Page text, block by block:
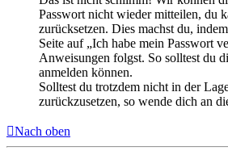
Passwort nicht wieder mitteilen, du
zurücksetzen. Dies machst du,
Seite auf „Ich habe mein Passwort
Anweisungen folgst. So solltest du
anmelden können.
Solltest du trotzdem nicht in der
zurückzusetzen, so wende dich an
Nach oben